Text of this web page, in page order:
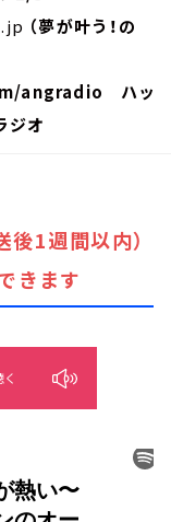
（夢が叶う！の
angradio ハッ
ジオ
1週間以内）
きます